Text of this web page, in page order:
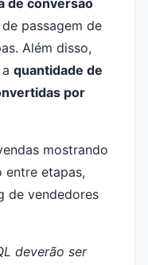
de conversão
passagem de
Além disso,
quantidade de
por
deverão ser